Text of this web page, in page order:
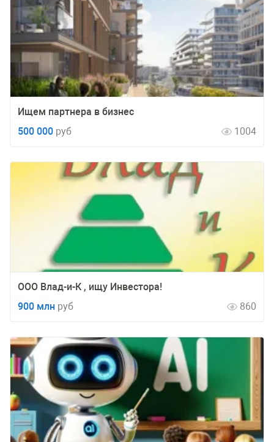
Ищем партнера в бизнес
500 000 руб 1004
ООО Влад-и-К , ищу Инвестора!
900 млн руб 860